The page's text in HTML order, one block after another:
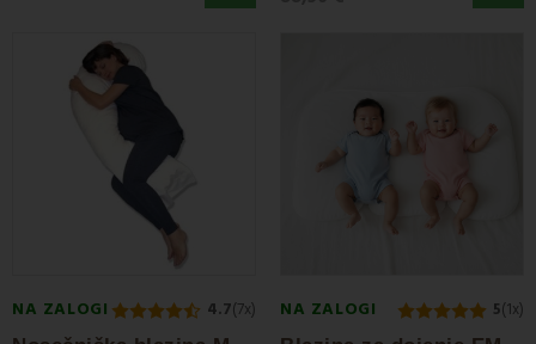
NA ZALOGI 4.7(7x) NA ZALOGI 5(1x)